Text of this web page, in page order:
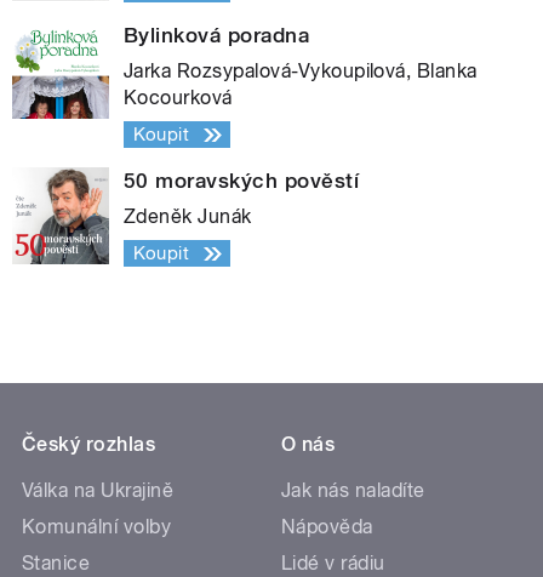
Bylinková poradna
Jarka Rozsypalová-Vykoupilová, Blanka
Kocourková
Koupit
50 moravských pověstí
Zdeněk Junák
Koupit
Český rozhlas
Válka na Ukrajině
Komunální volby
Stanice
O nás
Jak nás naladíte
Nápověda
Lidé v rádiu